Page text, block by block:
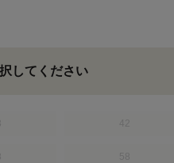
してください